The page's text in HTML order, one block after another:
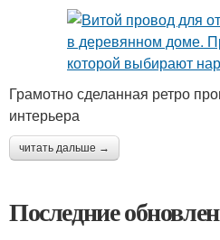
Грамотно сделанная ретро
интерьера
читать дальше →
Последние